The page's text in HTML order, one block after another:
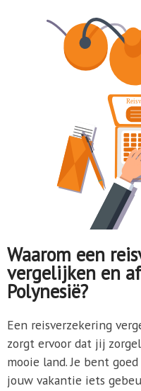
Waarom een
vergelijken en
Polynesië?
Een reisverzekering
zorgt ervoor dat jij
mooie land. Je bent
jouw vakantie iets